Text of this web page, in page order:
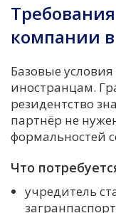
компании в
Базовые
иностранцам.
резидентство
партнёр не
формальностей
Что
учредитель